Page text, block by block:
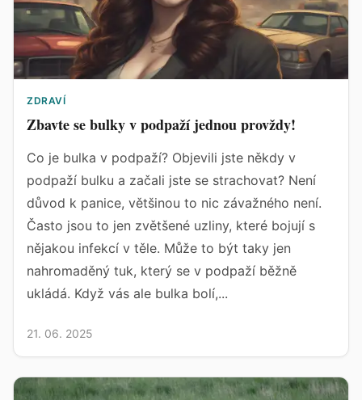
ZDRAVÍ
Zbavte se bulky v podpaží jednou provždy!
Co je bulka v podpaží? Objevili jste někdy v
podpaží bulku a začali jste se strachovat? Není
důvod k panice, většinou to nic závažného není.
Často jsou to jen zvětšené uzliny, které bojují s
nějakou infekcí v těle. Může to být taky jen
nahromaděný tuk, který se v podpaží běžně
ukládá. Když vás ale bulka bolí,...
21. 06. 2025